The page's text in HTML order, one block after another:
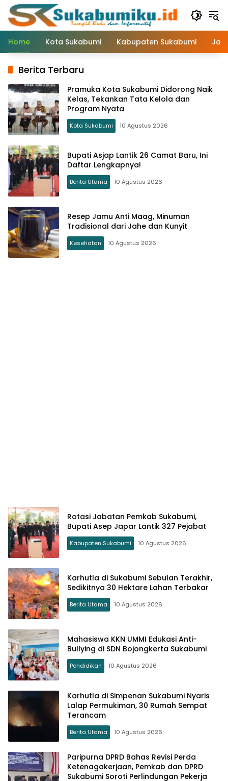
Langsung
konten
Home
Kota Sukabumi Kabupaten Sukabumi
Berita Terbaru
Pramuka Kota Sukabumi Didorong Naik
Kelas, Tekankan Tata Kelola dan
Program Nyata
Kota Sukabumi 10 Agustus 2026
Bupati Asjap Lantik 26 Camat Baru, Ini
Daftar Lengkapnya!
Berita Utama 10 Agustus 2026
Resep Jamu Anti Maag, Minuman
Tradisional dari Jahe dan Kunyit
Kesehatan 10 Agustus 2026
Ku
Rotasi Jabatan Pemkab Sukabumi,
Bupati Asep Japar Lantik 327 Pejabat
Kabupaten Sukabumi 10 Agustus 2026
Karhutla di Sukabumi Sebulan Terakhir,
Sedikitnya 30 Hektare Lahan Terbakar
Berita Utama 10 Agustus 2026
Mahasiswa KKN UMMI Edukasi Anti-
Bullying di SDN Bojongkerta Sukabumi
Pendidikan 10 Agustus 2026
Karhutla di Simpenan Sukabumi Nyaris
Lalap Permukiman, 30 Rumah Sempat
Terancam
Berita Utama 10 Agustus 2026
Paripurna DPRD Bahas Revisi Perda
Ketenagakerjaan, Pemkab dan DPRD
Sukabumi Soroti Perlindungan Pekerja